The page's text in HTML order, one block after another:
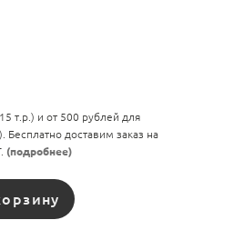
т.р.) и от 500 рублей для
Бесплатно доставим заказ на
(подробнее)